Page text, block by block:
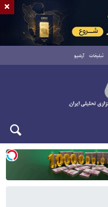
تبلیغات آرشیو
×